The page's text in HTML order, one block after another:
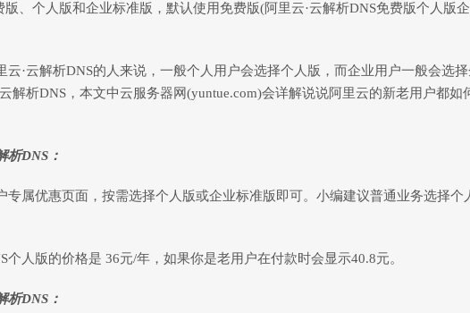
版、个人版和企业标准版，默认使用免费版(阿里云·云解析DNS免费版个人版
云解析DNS的人来说，一般个人用户会选择个人版，而企业用户一般会选择
解析DNS，本文中云服务器网(yuntue.com)会详解说说阿里云的新老用户都如
析DNS：
属优惠页面，按需选择个人版或企业标准版即可。小编建议普通业务选择个
人版的价格是 36元/年，如果你是老用户在付款时会显示40.8元。
析DNS：